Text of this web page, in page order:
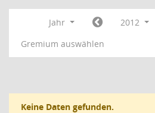
Jahr
2012
Gremium auswählen
Keine Daten gefunden.